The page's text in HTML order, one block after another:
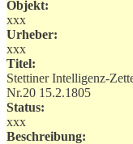
Objekt:
xxx
Urheber:
xxx
Titel:
Stettiner Intelligenz-
Nr.20 15.2.1805
Status:
xxx
Beschreibung: